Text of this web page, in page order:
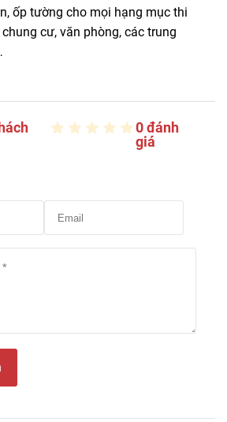
ốp tường cho mọi hạng mục thi
cư, văn phòng, các trung
0 đánh
giá